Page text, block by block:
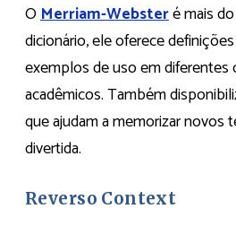
OMerriam-Websteré mais
dicionário, ele oferece
exemplos de uso em
acadêmicos. Também
que ajudam a memorizar novos
divertida.
Reverso Context